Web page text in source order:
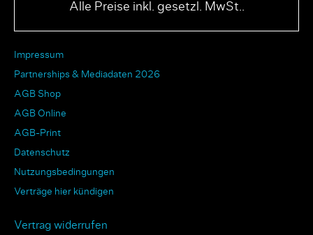
Alle Preise inkl. gesetzl. MwSt..
Impressum
Partnerships & Mediadaten 2026
AGB Shop
AGB Online
AGB-Print
Datenschutz
Nutzungsbedingungen
Verträge hier kündigen
Vertrag widerrufen